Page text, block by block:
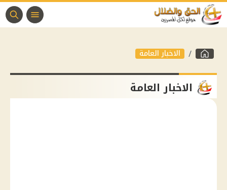
الاخبار العامة
الاخبار العامة